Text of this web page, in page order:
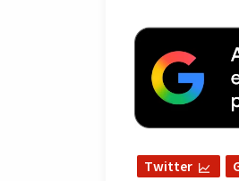
Twitter